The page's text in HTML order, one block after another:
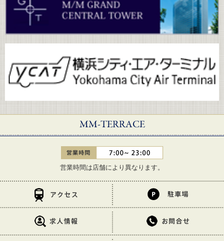
営業時間は店舗により異なります。